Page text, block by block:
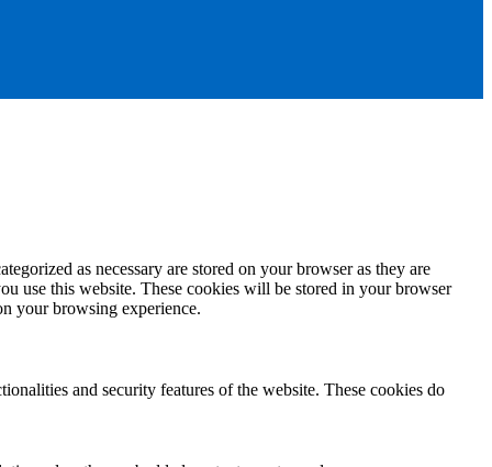
as necessary are stored on your browser as they are
use this website. These cookies will be stored in your browser
your browsing experience.
and security features of the website. These cookies do